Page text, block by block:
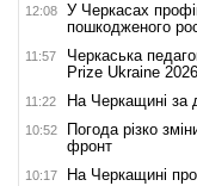
12:08
У Черкасах
пошкодженого
11:57
Черкаська
Prize Ukraine 2026
11:22 На Черкащині за
10:52
Погода різко
фронт
10:17 На Черкащині